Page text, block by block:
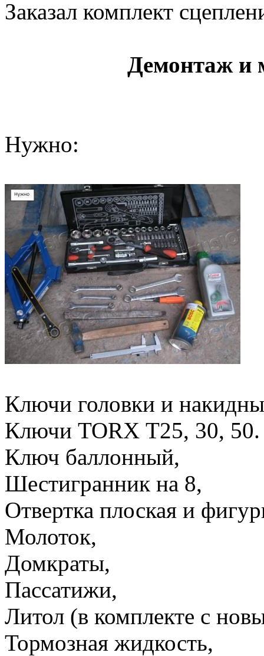
Заказал комплект
Демонтаж и
Нужно:
Ключи головки и
Ключи ТОRX Т25, 30, 50.
Ключ баллонный,
Шестигранник на 8,
Отвертка плоская и
Молоток,
Домкраты,
Пассатижи,
Литол (в комплекте с
Тормозная жидкость,